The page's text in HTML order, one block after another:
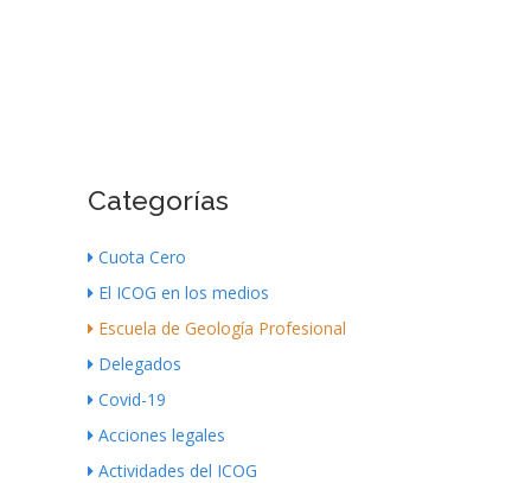
Categorías
Cuota Cero
El ICOG en los medios
Escuela de Geología Profesional
Delegados
Covid-19
Acciones legales
Actividades del ICOG